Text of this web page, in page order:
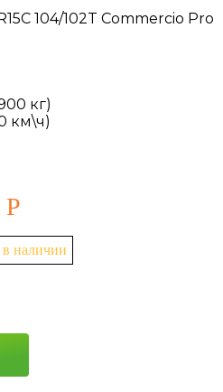
104/102T Commercio Pro
кг)
км\ч)
Р
наличии